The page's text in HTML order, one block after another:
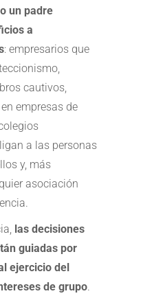
un padre
a
: empresarios que
cautivos,
empresas de
a las personas
y, más
asociación
las decisiones
guiadas por
ejercicio del
de grupo.